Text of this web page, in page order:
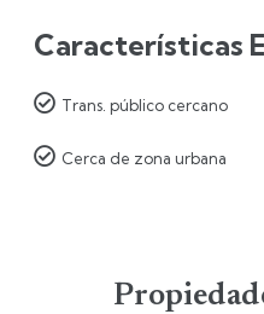
Características
 Trans. público cercano
 Cerca de zona urbana